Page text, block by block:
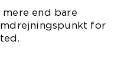
end bare
for